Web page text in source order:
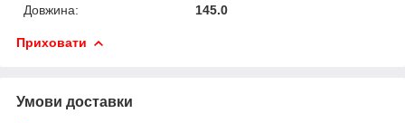
Довжина:
145.0
Приховати
Умови доставки